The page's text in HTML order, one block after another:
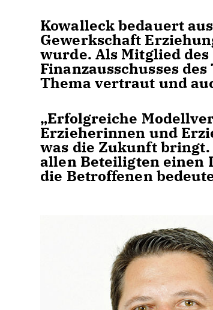
Kowalleck bedauert
Gewerkschaft
wurde. Als Mitglied
Finanzausschusses
Thema vertraut und
Erfolgreiche
Erzieherinnen und
was die Zukunft
allen Beteiligten einen
die Betroffenen